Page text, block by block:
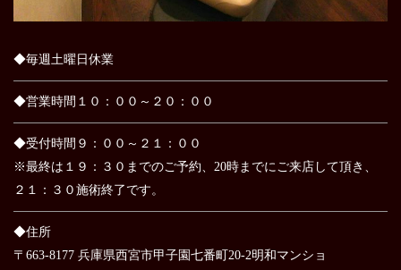
◆毎週土曜日休業
◆営業時間１０：００～２０：００
◆受付時間９：００～２１：００
※最終は１９：３０までのご予約、20時までにご来店して頂き、
２１：３０施術終了です。
◆住所
〒663-8177 兵庫県西宮市甲子園七番町20-2明和マンショ